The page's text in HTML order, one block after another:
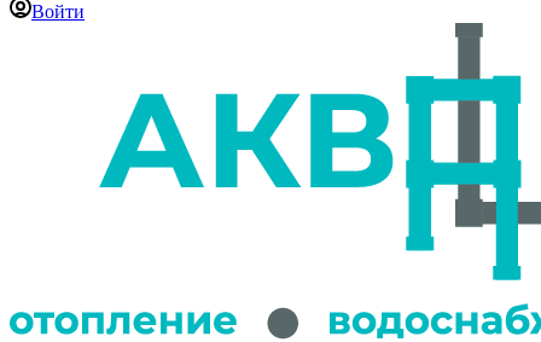
Войти